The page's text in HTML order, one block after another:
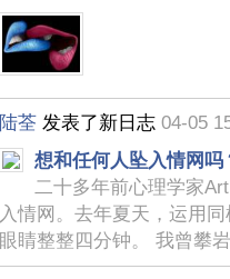
陆荃 发表了新日志 04-05
想和任何人坠入情网吗
二十多年前心理学家
入情网。去年夏天，运用
眼睛整整四分钟。 我曾攀岩